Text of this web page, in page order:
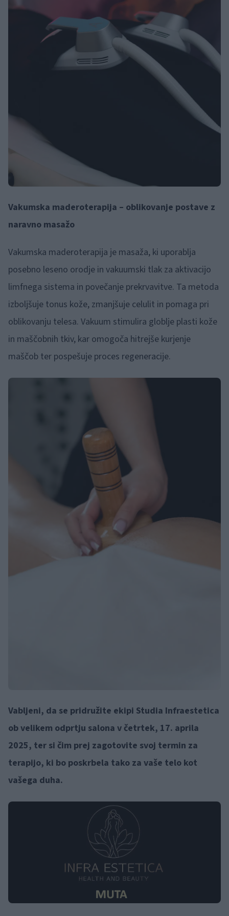
Vakumska maderoterapija – oblikovanje postave z
naravno masažo
Vakumska maderoterapija je masaža, ki uporablja
posebno leseno orodje in vakuumski tlak za aktivacijo
limfnega sistema in povečanje prekrvavitve. Ta metoda
izboljšuje tonus kože, zmanjšuje celulit in pomaga pri
oblikovanju telesa. Vakuum stimulira globlje plasti kože
in maščobnih tkiv, kar omogoča hitrejše kurjenje
maščob ter pospešuje proces regeneracije.
Vabljeni, da se pridružite ekipi Studia Infraestetica
ob velikem odprtju salona v četrtek, 17. aprila
2025, ter si čim prej zagotovite svoj termin za
terapijo, ki bo poskrbela tako za vaše telo kot
vašega duha.